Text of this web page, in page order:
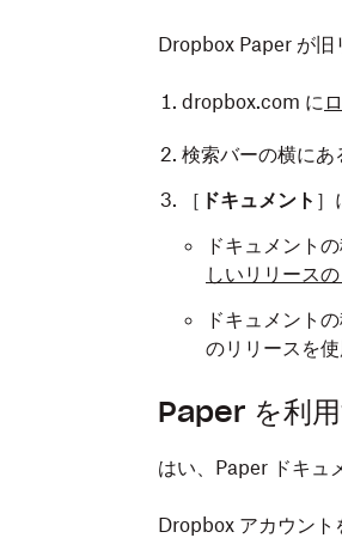
Dropbox Paper が旧
dropbox.com に
検索バーの横にあ
［ ドキュメント ］
ドキュメント
しいリリース
ドキュメント
のリリースを使
Paper を利
はい、Paper ドキュ
Dropbox アカウント